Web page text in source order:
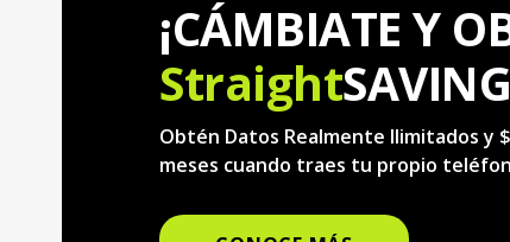
¡CÁMBIATE Y
Straight
Obtén Datos Realmente Ilimitados y
meses cuando traes tu propio